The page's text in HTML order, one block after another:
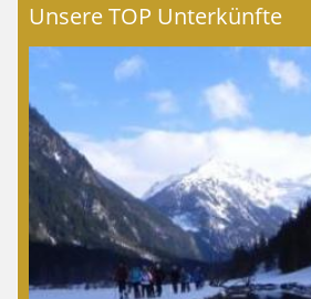
Unsere TOP Unterkünfte